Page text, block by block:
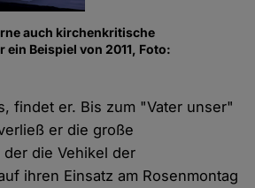
auch kirchenkritische
Beispiel von 2011, Foto:
findet er. Bis zum "Vater unser"
er die große
die Vehikel der
ihren Einsatz am Rosenmontag